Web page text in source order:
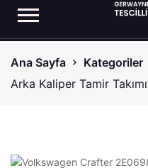
Ana Sayfa Kategoriler
Arka Kaliper Tamir